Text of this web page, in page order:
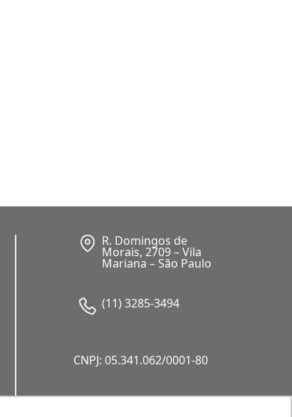
R. Domingos de
Morais, 2709 – Vila
Mariana – São Paulo
(11) 3285-3494
CNPJ: 05.341.062/0001-80